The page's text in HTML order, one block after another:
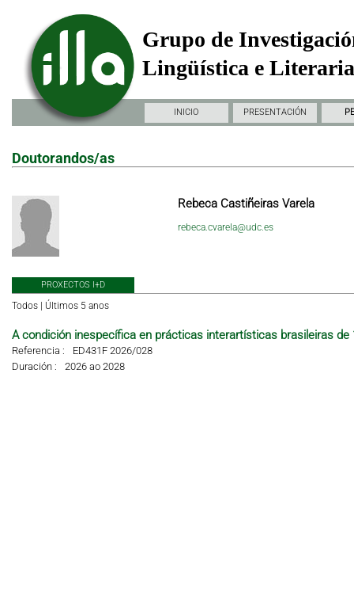
Grupo de
Lingüística e
INICIO PRESENTACIÓN
Doutorandos/as
Rebeca Castiñeiras Varela
rebeca.cvarela@udc.es
PROXECTOS I+D
Todos Últimos 5 anos
A condición inespecífica en prácticas interartísticas brasileiras
Referencia :
ED431F 2026/028
Duración :
2026 ao 2028